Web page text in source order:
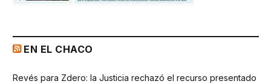
EN EL CHACO
Revés para Zdero: la Justicia rechazó el recurso presentado